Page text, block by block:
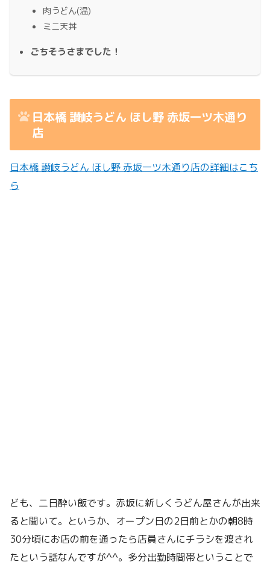
肉うどん(温)
ミニ天丼
ごちそうさまでした！
日本橋 讃岐うどん ほし野 赤坂一ツ木通り
店
日本橋 讃岐うどん ほし野 赤坂一ツ木通り店の詳細はこち
ら
ども、二日酔い飯です。赤坂に新しくうどん屋さんが出来
ると聞いて。というか、オープン日の2日前とかの朝8時
30分頃にお店の前を通ったら店員さんにチラシを渡され
たという話なんですが^^。多分出勤時間帯ということで